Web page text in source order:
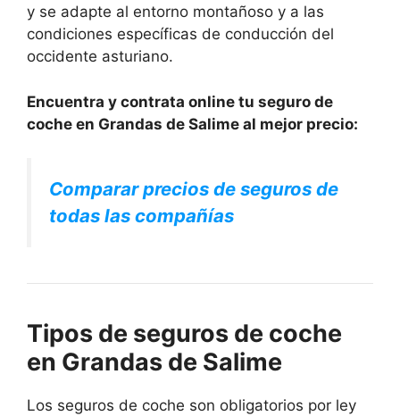
y se adapte al entorno montañoso y a las
condiciones específicas de conducción del
occidente asturiano.
Encuentra y contrata online tu seguro de
coche en Grandas de Salime al mejor precio:
Comparar precios de seguros de
todas las compañías
Tipos de seguros de coche
en Grandas de Salime
Los seguros de coche son obligatorios por ley